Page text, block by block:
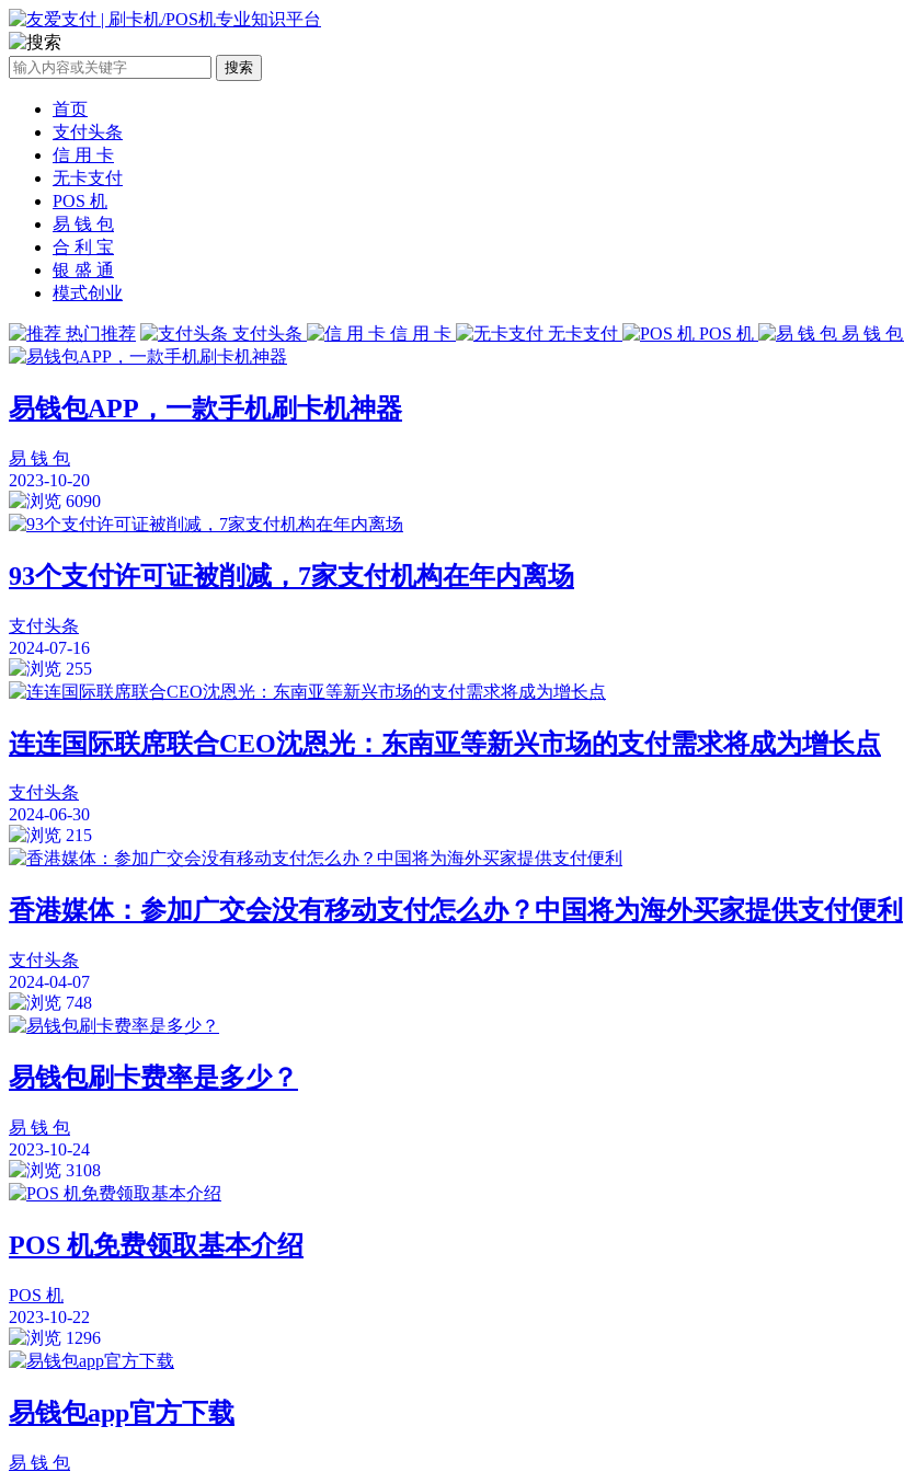
搜索
首页
支付头条
信 用 卡
无卡支付
POS 机
易 钱 包
合 利 宝
银 盛 通
模式创业
热门推荐 支付头条 信 用 卡 无卡支付 POS 机 易 钱 包
易钱包APP，一款手机刷卡机神器
易 钱 包
2023-10-20
6090
93个支付许可证被削减，7家支付机构在年内离场
支付头条
2024-07-16
255
连连国际联席联合CEO沈恩光：东南亚等新兴市场的支付需求将成为增长点
支付头条
2024-06-30
215
香港媒体：参加广交会没有移动支付怎么办？中国将为海外买家提供支付便利
支付头条
2024-04-07
748
易钱包刷卡费率是多少？
易 钱 包
2023-10-24
3108
POS 机免费领取基本介绍
POS 机
2023-10-22
1296
易钱包app官方下载
易 钱 包